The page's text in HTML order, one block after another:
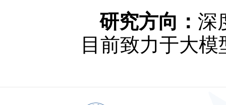
研究方向：深
目前致力于大